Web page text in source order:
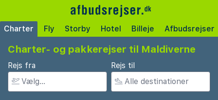
Charter Fly Storby Hotel Billeje Afbudsrejser
Charter- og pakkerejser til Maldiverne
Rejs fra Rejs til